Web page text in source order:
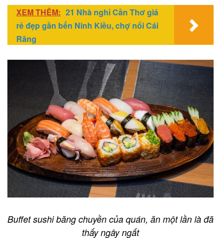
XEM THÊM: 21 Nhà nghỉ Cần Thơ giá
rẻ đẹp gần bến Ninh Kiều, chợ nổi Cái
Răng
Buffet sushi băng chuyền của quán, ăn một lần là đã
thấy ngây ngất